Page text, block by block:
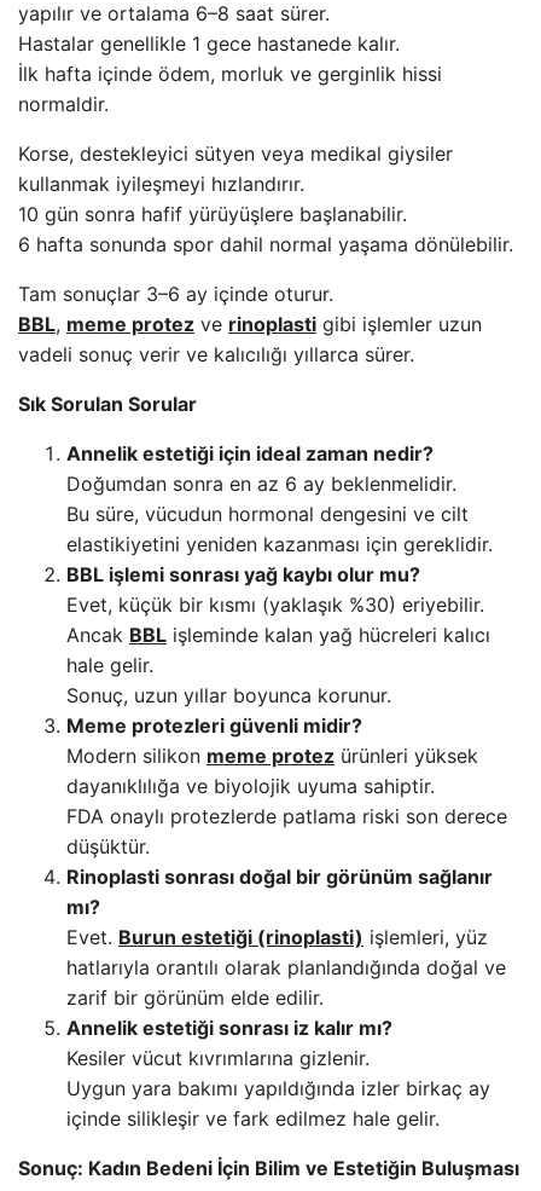
yapılır ve ortalama 6–8 saat sürer.
Hastalar genellikle 1 gece hastanede kalır.
İlk hafta içinde ödem, morluk ve gerginlik hissi
normaldir.
Korse, destekleyici sütyen veya medikal giysiler
kullanmak iyileşmeyi hızlandırır.
10 gün sonra hafif yürüyüşlere başlanabilir.
6 hafta sonunda spor dahil normal yaşama dönülebilir.
Tam sonuçlar 3–6 ay içinde oturur.
BBL, meme protez ve rinoplasti gibi işlemler uzun
vadeli sonuç verir ve kalıcılığı yıllarca sürer.
Sık Sorulan Sorular
Annelik estetiği için ideal zaman nedir?
Doğumdan sonra en az 6 ay beklenmelidir.
Bu süre, vücudun hormonal dengesini ve cilt
elastikiyetini yeniden kazanması için gereklidir.
BBL işlemi sonrası yağ kaybı olur mu?
Evet, küçük bir kısmı (yaklaşık %30) eriyebilir.
Ancak BBL işleminde kalan yağ hücreleri kalıcı
hale gelir.
Sonuç, uzun yıllar boyunca korunur.
Meme protezleri güvenli midir?
Modern silikon meme protez ürünleri yüksek
dayanıklılığa ve biyolojik uyuma sahiptir.
FDA onaylı protezlerde patlama riski son derece
düşüktür.
Rinoplasti sonrası doğal bir görünüm sağlanır
mı?
Evet. Burun estetiği (rinoplasti) işlemleri, yüz
hatlarıyla orantılı olarak planlandığında doğal ve
zarif bir görünüm elde edilir.
Annelik estetiği sonrası iz kalır mı?
Kesiler vücut kıvrımlarına gizlenir.
Uygun yara bakımı yapıldığında izler birkaç ay
içinde silikleşir ve fark edilmez hale gelir.
Sonuç: Kadın Bedeni İçin Bilim ve Estetiğin Buluşması